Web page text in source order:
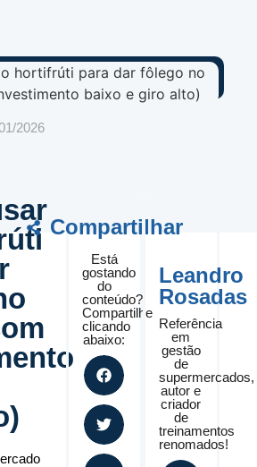
2026
Compartilhar
Está
gostando
do
conteúdo?
Compartilhe
clicando
abaixo:
Leandro
Rosadas
Referência
em
gestão
de
supermercados,
autor e
criador
de
treinamentos
renomados!